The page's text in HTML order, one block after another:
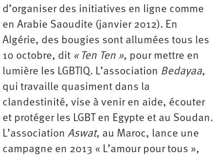
d’organiser des initiatives en ligne comme
en Arabie Saoudite (janvier 2012). En
Algérie, des bougies sont allumées tous les
10 octobre, dit « Ten Ten », pour mettre en
lumière les LGBTIQ. L’association Bedayaa,
qui travaille quasiment dans la
clandestinité, vise à venir en aide, écouter
et protéger les LGBT en Egypte et au Soudan.
L’association Aswat, au Maroc, lance une
campagne en 2013 « L’amour pour tous »,